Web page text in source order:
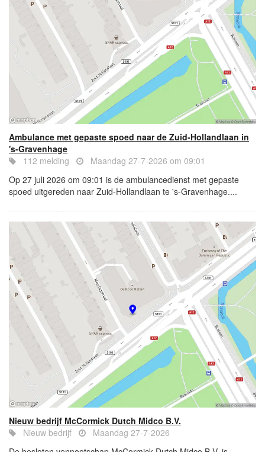
Ambulance met gepaste spoed naar de Zuid-Hollandlaan in
's-Gravenhage
112 melding
Maandag 27-7-2026 om 09:01
Op 27 juli 2026 om 09:01 is de ambulancedienst met gepaste
spoed uitgereden naar Zuid-Hollandlaan te 's-Gravenhage....
Nieuw bedrijf McCormick Dutch Midco B.V.
Nieuw bedrijf
Maandag 27-7-2026